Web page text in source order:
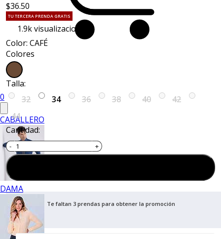
0
CABALLERO
DAMA
$36.50
TU TERCERA PRENDA GRATIS
1.9kvisualizaciones
Color: CAFÉ
Colores
Talla:
32
34 36 38 40
42
44
Cantidad:
Te faltan 3 prendas para obtener la promoción